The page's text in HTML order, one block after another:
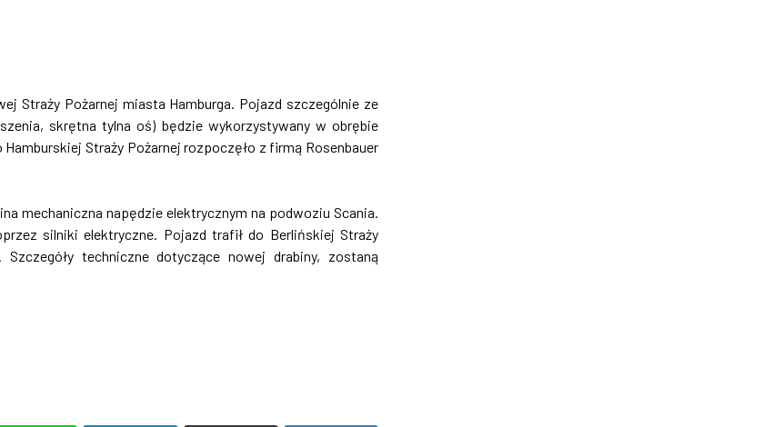
Straży Pożarnej miasta Hamburga. Pojazd szczególnie ze
skrętna tylna oś) będzie wykorzystywany w obrębie
Straży Pożarnej rozpoczęło z firmą Rosenbauer
mechaniczna napędzie elektrycznym na podwoziu Scania.
silniki elektryczne. Pojazd trafił do Berlińskiej Straży
techniczne dotyczące nowej drabiny, zostaną